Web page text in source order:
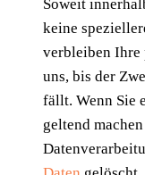
Soweit
kei­ne
ver­blei­ben Ihre
uns, bis der
fällt. Wenn Sie
gel­tend